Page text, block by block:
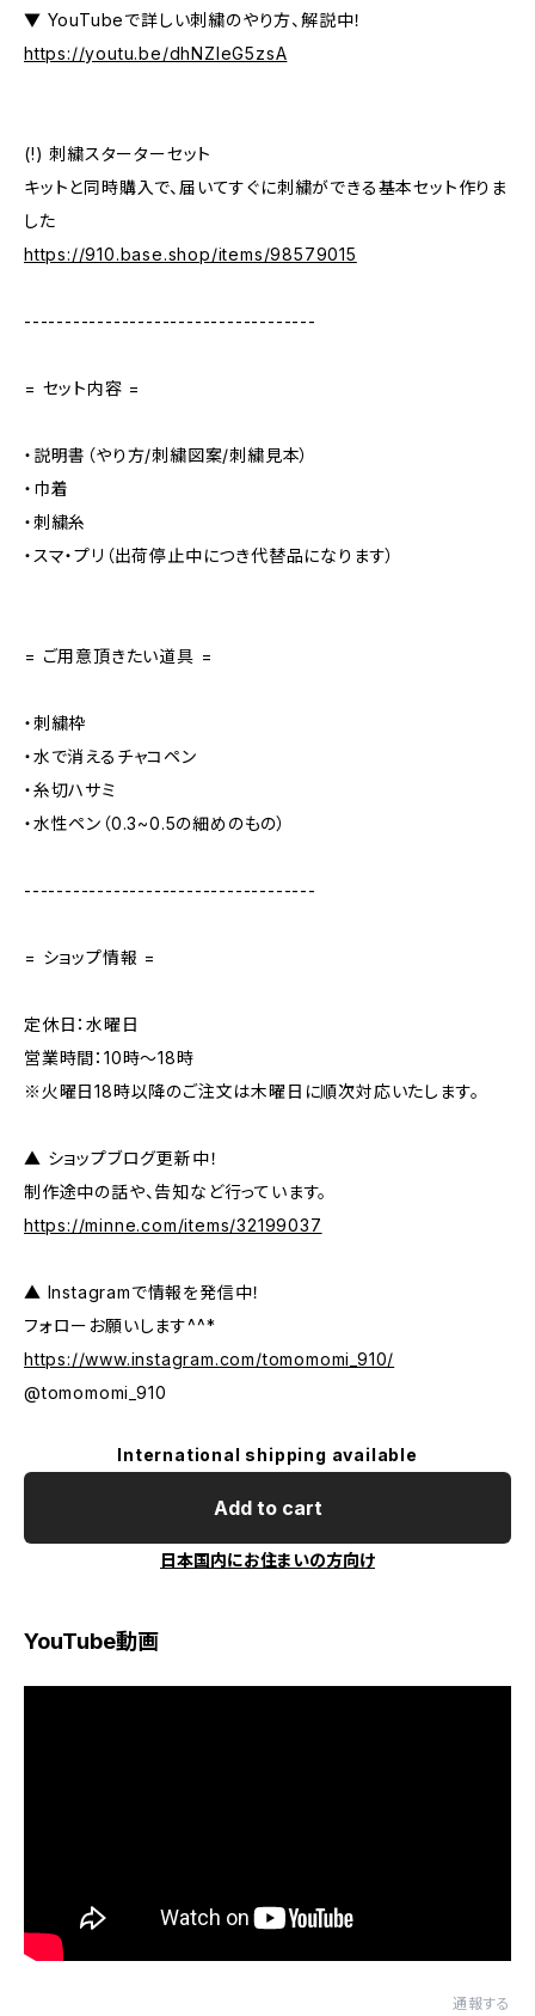
▼ YouTubeで詳しい刺繍のやり方、解説中！
https://youtu.be/dhNZIeG5zsA
(!) 刺繍スターターセット
キットと同時購入で、届いてすぐに刺繍ができる基本セット作りま
した
https://910.base.shop/items/98579015
------------------------------------
= セット内容 =
・説明書（やり方/刺繍図案/刺繍見本）
・巾着
・刺繍糸
・スマ・プリ（出荷停止中につき代替品になります）
= ご用意頂きたい道具 =
・刺繍枠
・水で消えるチャコペン
・糸切ハサミ
・水性ペン（0.3~0.5の細めのもの）
------------------------------------
= ショップ情報 =
定休日：水曜日
営業時間：10時～18時
※火曜日18時以降のご注文は木曜日に順次対応いたします。
▲ ショップブログ更新中！
制作途中の話や、告知など行っています。
https://minne.com/items/32199037
▲ Instagramで情報を発信中！
フォローお願いします^^*
https://www.instagram.com/tomomomi_910/
@tomomomi_910
International shipping available
Add to cart
日本国内にお住まいの方向け
YouTube動画
通報する